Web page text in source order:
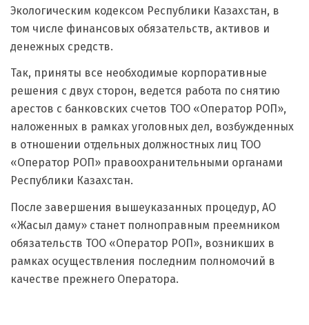
Экологическим кодексом Республики Казахстан, в
том числе финансовых обязательств, активов и
денежных средств.
Так, приняты все необходимые корпоративные
решения с двух сторон, ведется работа по снятию
арестов с банковских счетов ТОО «Оператор РОП»,
наложенных в рамках уголовных дел, возбужденных
в отношении отдельных должностных лиц ТОО
«Оператор РОП» правоохранительными органами
Республики Казахстан.
После завершения вышеуказанных процедур, АО
«Жасыл даму» станет полноправным преемником
обязательств ТОО «Оператор РОП», возникших в
рамках осуществления последним полномочий в
качестве прежнего Оператора.